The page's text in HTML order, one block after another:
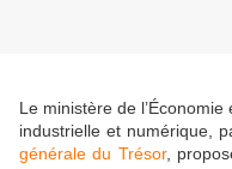
Le ministère de
industrielle et numérique,
générale du Trésor,